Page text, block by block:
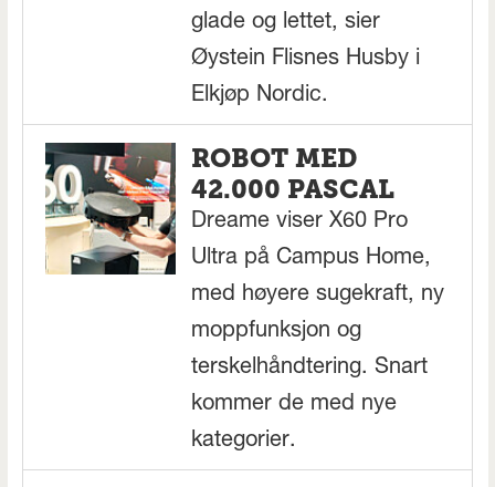
glade og lettet, sier
Øystein Flisnes Husby i
Elkjøp Nordic.
ROBOT MED
42.000 PASCAL
Dreame viser X60 Pro
Ultra på Campus Home,
med høyere sugekraft, ny
moppfunksjon og
terskelhåndtering. Snart
kommer de med nye
kategorier.